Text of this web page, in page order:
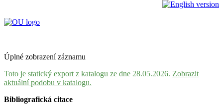
Úplné zobrazení záznamu
Toto je statický export z katalogu ze dne 28.05.2026. Zobrazit
aktuální podobu v katalogu.
Bibliografická citace